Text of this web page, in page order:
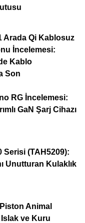
Arada Qi Kablosuz
İncelemesi:
Kablo
Son
RG İncelemesi:
GaN Şarj Cihazı
Serisi (TAH5209):
Unutturan Kulaklık
Animal
Islak ve Kuru